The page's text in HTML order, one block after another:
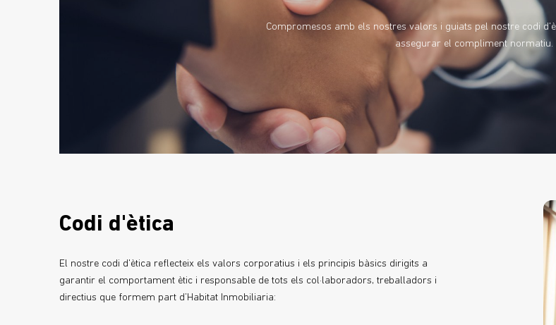
Compromesos amb els nostres valors i guiats pel nostre codi
assegurar el compliment normatiu.
Codi d'ètica
El nostre codi d'ètica reflecteix els valors corporatius i els principis bàsics dirigits a
garantir el comportament ètic i responsable de tots els col·laboradors, treballadors i
directius que formem part d’Habitat Inmobiliaria: